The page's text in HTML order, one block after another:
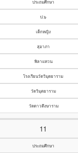
ประถมศึกษา
ป.๖
เด็กหญิง
สุอาภา
พิลาแหวน
โรงเรียนวัดวิมุตยาราม
วัดวิมุตยาราม
วัดดาวดึงษาราม
11
ประถมศึกษา